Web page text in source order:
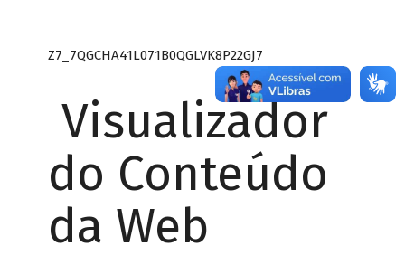
Z7_7QGCHA41L071B0QGLVK8P22GJ7
Visualizador
do Conteúdo
da Web